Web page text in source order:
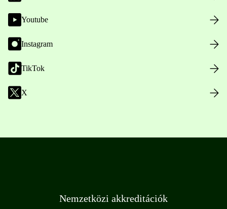
Youtube
Instagram
TikTok
X
Nemzetközi akkreditációk